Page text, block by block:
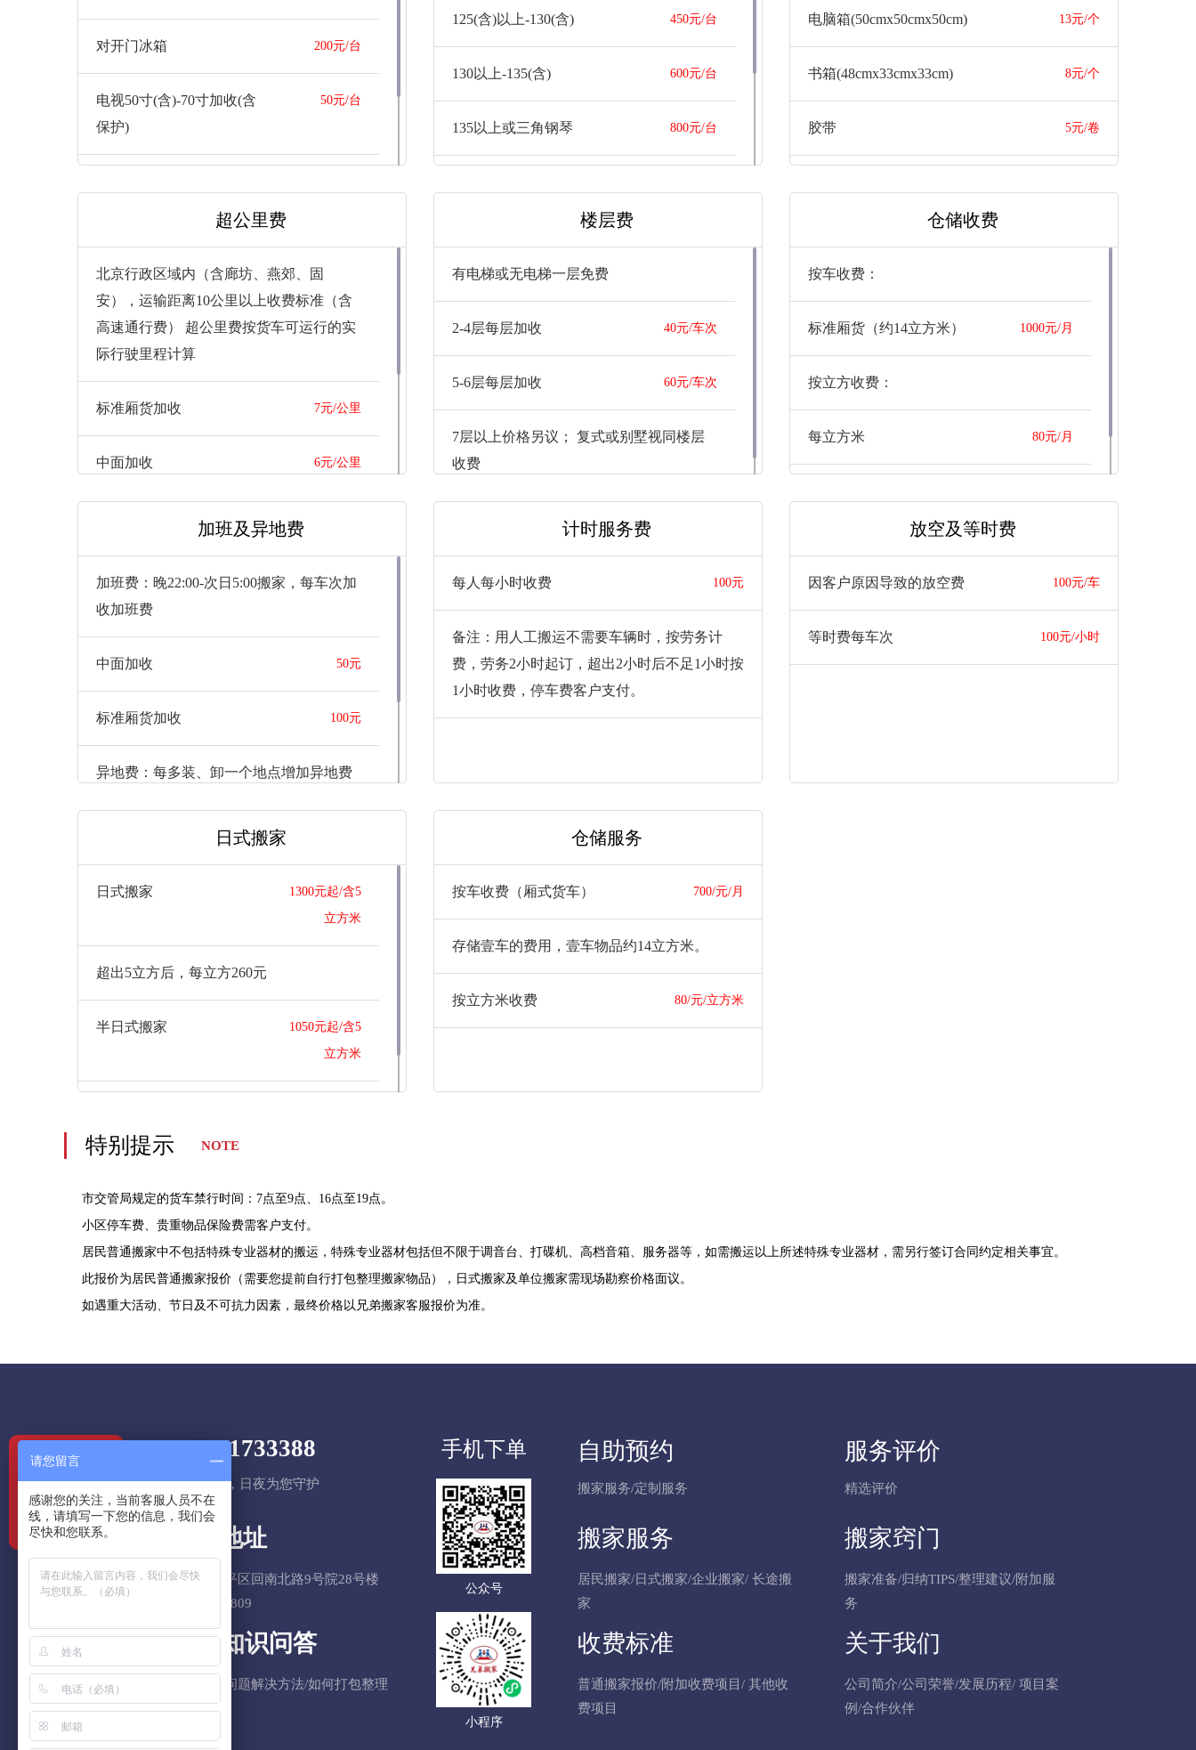
加收（含拆装）
非我司拆卸的家具，安装按单项报价80%
收取
对开门冰箱 200元/台
电视50寸(含)-70寸加收(含
保护)
50元/台
125(含)以上-130(含) 450元/台
130以上-135(含) 600元/台
135以上或三角钢琴 800元/台
电脑箱(50cmx50cmx50cm) 13元/个
书箱(48cmx33cmx33cm) 8元/个
胶带 5元/卷
超公里费
北京行政区域内（含廊坊、燕郊、固
安），运输距离10公里以上收费标准（含
高速通行费） 超公里费按货车可运行的实
际行驶里程计算
标准厢货加收 7元/公里
中面加收 6元/公里
大型厢货、栏板敞车加收
楼层费
有电梯或无电梯一层免费
2-4层每层加收 40元/车次
5-6层每层加收 60元/车次
7层以上价格另议； 复式或别墅视同楼层
收费
仓储收费
按车收费：
标准厢货（约14立方米） 1000元/月
按立方收费：
每立方米 80元/月
加班及异地费
加班费：晚22:00-次日5:00搬家，每车次加
收加班费
中面加收 50元
标准厢货加收 100元
异地费：每多装、卸一个地点增加异地费
标准厢货加收
计时服务费
每人每小时收费 100元
备注：用人工搬运不需要车辆时，按劳务计
费，劳务2小时起订，超出2小时后不足1小时按
1小时收费，停车费客户支付。
放空及等时费
因客户原因导致的放空费 100元/车
等时费每车次 100元/小时
日式搬家
日式搬家
1300元起/含5
立方米
超出5立方后，每立方260元
半日式搬家
1050元起/含5
立方米
仓储服务
按车收费（厢式货车） 700/元/月
存储壹车的费用，壹车物品约14立方米。
按立方米收费 80/元/立方米
特别提示 NOTE
市交管局规定的货车禁行时间：7点至9点、16点至19点。
小区停车费、贵重物品保险费需客户支付。
居民普通搬家中不包括特殊专业器材的搬运，特殊专业器材包括但不限于调音台、打碟机、高档音箱、服务器等，如需搬运以上所述特殊专业器材，需另行签订合同约定相关事宜。
此报价为居民普通搬家报价（需要您提前自行打包整理搬家物品），日式搬家及单位搬家需现场勘察价格面议。
如遇重大活动、节日及不可抗力因素，最终价格以兄弟搬家客服报价为准。
010-81733388
7*24小时，日夜为您守护
公司地址
北京市昌平区回南北路9号院28号楼
果栋LOFT809
FAQ知识问答
搬家常见问题解决方法/如何打包整理
手机下单
公众号
小程序
自助预约
搬家服务/定制服务
搬家服务
居民搬家/日式搬家/企业搬家/ 长途搬
家
收费标准
普通搬家报价/附加收费项目 / 其他收
费项目
服务评价
精选评价
搬家窍门
搬家准备/归纳TIPS/整理建议/附加服
务
关于我们
公司简介/公司荣誉/发展历程/ 项目案
例/合作伙伴
请您留言
感谢您的关注，当前客服人员不在
线，请填写一下您的信息，我们会
尽快和您联系。